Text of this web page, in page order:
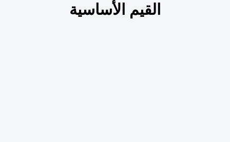
القيم الأساسية